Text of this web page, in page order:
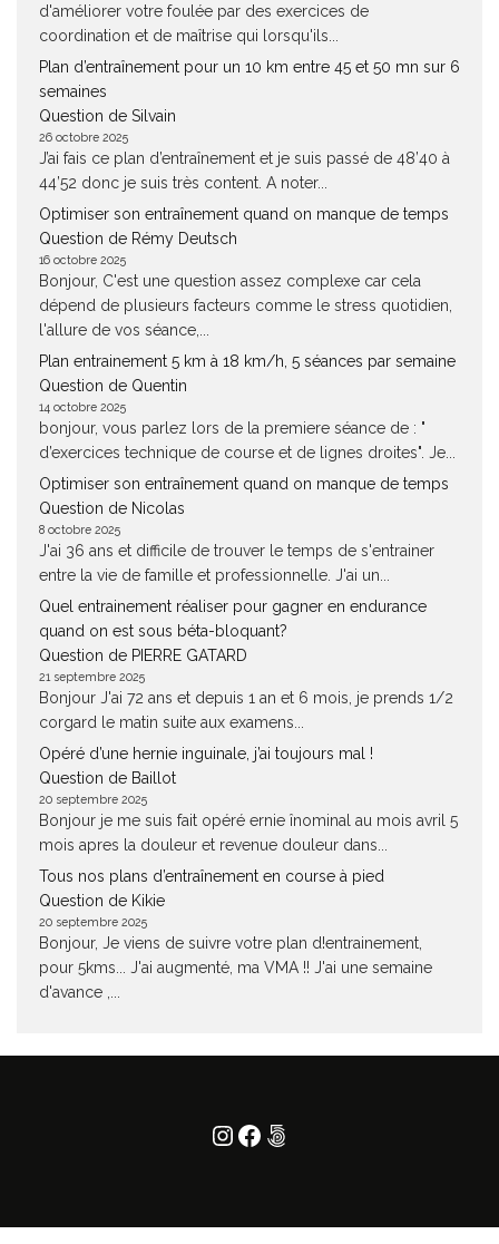
d'améliorer votre foulée par des exercices de
coordination et de maîtrise qui lorsqu'ils...
Plan d’entraînement pour un 10 km entre 45 et 50 mn sur 6
semaines
Question de Silvain
26 octobre 2025
J’ai fais ce plan d’entraînement et je suis passé de 48’40 à
44’52 donc je suis très content. A noter...
Optimiser son entraînement quand on manque de temps
Question de Rémy Deutsch
16 octobre 2025
Bonjour, C'est une question assez complexe car cela
dépend de plusieurs facteurs comme le stress quotidien,
l'allure de vos séance,...
Plan entrainement 5 km à 18 km/h, 5 séances par semaine
Question de Quentin
14 octobre 2025
bonjour, vous parlez lors de la premiere séance de : "
d’exercices technique de course et de lignes droites". Je...
Optimiser son entraînement quand on manque de temps
Question de Nicolas
8 octobre 2025
J'ai 36 ans et difficile de trouver le temps de s'entrainer
entre la vie de famille et professionnelle. J'ai un...
Quel entrainement réaliser pour gagner en endurance
quand on est sous béta-bloquant?
Question de PIERRE GATARD
21 septembre 2025
Bonjour J'ai 72 ans et depuis 1 an et 6 mois, je prends 1/2
corgard le matin suite aux examens...
Opéré d’une hernie inguinale, j’ai toujours mal !
Question de Baillot
20 septembre 2025
Bonjour je me suis fait opéré ernie înominal au mois avril 5
mois apres la douleur et revenue douleur dans...
Tous nos plans d’entraînement en course à pied
Question de Kikie
20 septembre 2025
Bonjour, Je viens de suivre votre plan d!entrainement,
pour 5kms... J'ai augmenté, ma VMA !! J'ai une semaine
d'avance ,...
Instagram
Facebook
500px